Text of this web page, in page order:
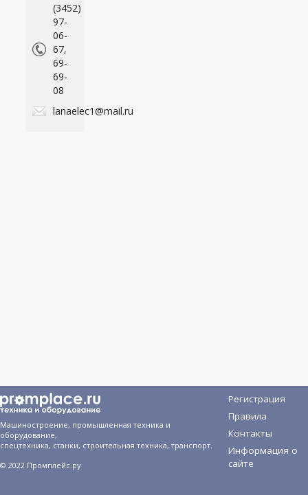
(3452)
97-
06-
67,
69-
69-
08
lanaelec1@mail.ru
Машиностроение, промышленная техника и
оборудование,
спецтехника, станки, строительная техника, транспорт.
© 2022 Промплейс.ру
Регистрация
Правила
Контакты
Информация о
сайте